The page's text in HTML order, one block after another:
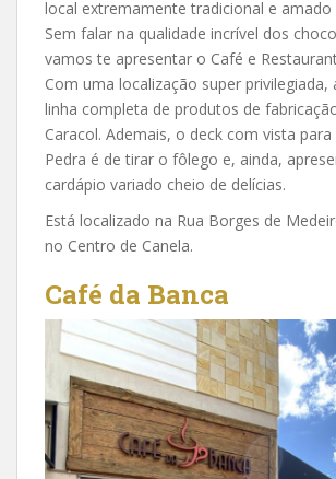
local extremamente tradicional e
Sem falar na qualidade incrível dos
vamos te apresentar o Café e
Com uma localização super privilegiada,
linha completa de produtos de
Caracol. Ademais, o deck com vista para
Pedra é de tirar o fôlego e, ainda,
cardápio variado cheio de delícias.
Está localizado na Rua Borges de
no Centro de Canela.
Café da Banca